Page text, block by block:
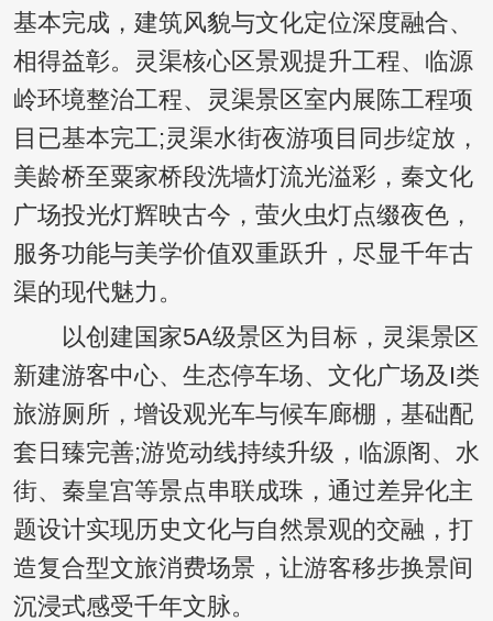
基本完成，建筑风貌与文化定位深度融合、
相得益彰。灵渠核心区景观提升工程、临源
岭环境整治工程、灵渠景区室内展陈工程项
目已基本完工;灵渠水街夜游项目同步绽放，
美龄桥至粟家桥段洗墙灯流光溢彩，秦文化
广场投光灯辉映古今，萤火虫灯点缀夜色，
服务功能与美学价值双重跃升，尽显千年古
渠的现代魅力。
以创建国家5A级景区为目标，灵渠景区
新建游客中心、生态停车场、文化广场及I类
旅游厕所，增设观光车与候车廊棚，基础配
套日臻完善;游览动线持续升级，临源阁、水
街、秦皇宫等景点串联成珠，通过差异化主
题设计实现历史文化与自然景观的交融，打
造复合型文旅消费场景，让游客移步换景间
沉浸式感受千年文脉。